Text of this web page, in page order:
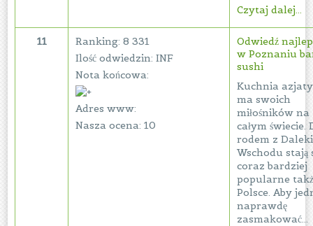
Czytaj dalej...
11
Ranking: 8 331
Ilość odwiedzin: INF
Nota końcowa:
Adres www:
Nasza ocena: 10
Odwiedź
w Poznaniu
sushi
Kuchnia
ma swoich
miłośników na
całym świecie.
rodem z
Wschodu stają
coraz bardziej
popularne
Polsce. Aby
naprawdę
zasmakować...